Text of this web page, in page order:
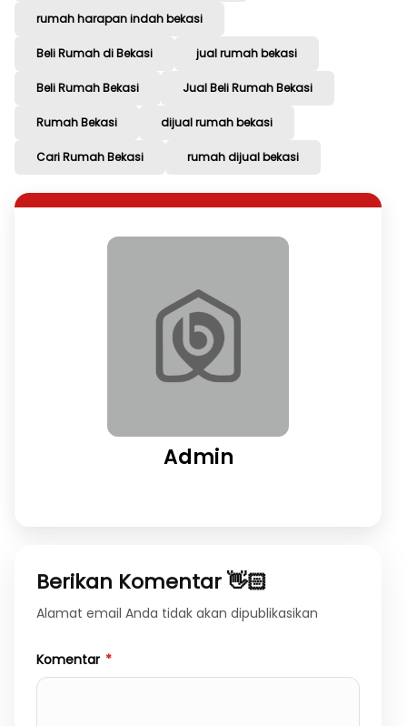
rumah harapan indah bekasi
Beli Rumah di Bekasi jual rumah bekasi
Beli Rumah Bekasi Jual Beli Rumah Bekasi
Rumah Bekasi dijual rumah bekasi
Cari Rumah Bekasi rumah dijual bekasi
Admin
Berikan Komentar 👋🏻
Alamat email Anda tidak akan dipublikasikan
Komentar *